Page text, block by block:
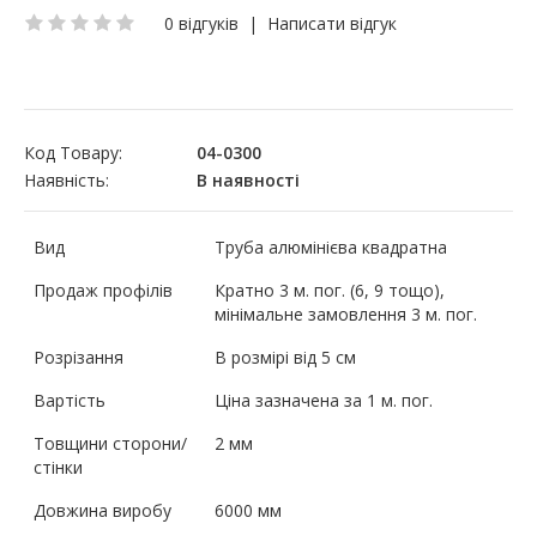
0 відгуків | Написати відгук
Код Товару:
04-0300
Наявність:
В наявності
Вид
Труба алюмінієва квадратна
Продаж профілів
Кратно 3 м. пог. (6, 9 тощо),
мінімальне замовлення 3 м. пог.
Розрізання
В розмірі від 5 см
Вартість
Ціна зазначена за 1 м. пог.
Товщини сторони/
стінки
2 мм
Довжина виробу
6000 мм